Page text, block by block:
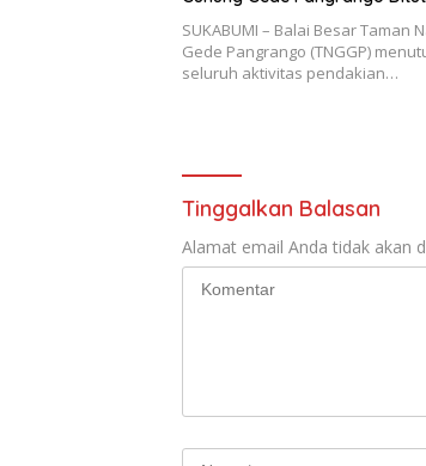
SUKABUMI – Balai Besar Taman
Gede Pangrango (TNGGP)
seluruh aktivitas pendakian…
Tinggalkan Balasan
Alamat email Anda tidak akan